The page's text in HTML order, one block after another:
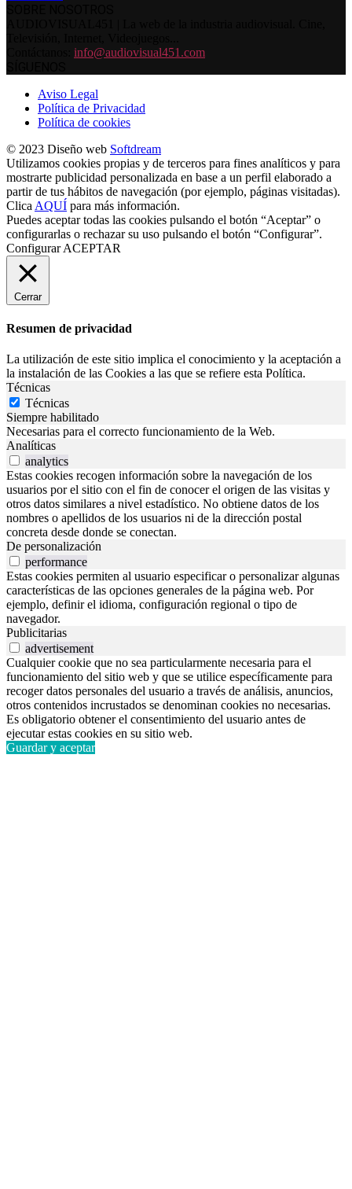
info@audiovisual451.com
Aviso Legal
Política de Privacidad
Política de cookies
© 2023 Diseño web Softdream
Utilizamos cookies propias y de terceros para fines analíticos y para
mostrarte publicidad personalizada en base a un perfil elaborado a
partir de tus hábitos de navegación (por ejemplo, páginas visitadas).
Clica AQUÍ para más información.
Puedes aceptar todas las cookies pulsando el botón “Aceptar” o
configurarlas o rechazar su uso pulsando el botón “Configurar”.
Configurar ACEPTAR
Cerrar
Resumen de privacidad
La utilización de este sitio implica el conocimiento y la aceptación a
la instalación de las Cookies a las que se refiere esta Política.
Técnicas
Técnicas
Siempre habilitado
Necesarias para el correcto funcionamiento de la Web.
Analíticas
analytics
Estas cookies recogen información sobre la navegación de los
usuarios por el sitio con el fin de conocer el origen de las visitas y
otros datos similares a nivel estadístico. No obtiene datos de los
nombres o apellidos de los usuarios ni de la dirección postal
concreta desde donde se conectan.
De personalización
performance
Estas cookies permiten al usuario especificar o personalizar algunas
características de las opciones generales de la página web. Por
ejemplo, definir el idioma, configuración regional o tipo de
navegador.
Publicitarias
advertisement
Cualquier cookie que no sea particularmente necesaria para el
funcionamiento del sitio web y que se utilice específicamente para
recoger datos personales del usuario a través de análisis, anuncios,
otros contenidos incrustados se denominan cookies no necesarias.
Es obligatorio obtener el consentimiento del usuario antes de
ejecutar estas cookies en su sitio web.
Guardar y aceptar